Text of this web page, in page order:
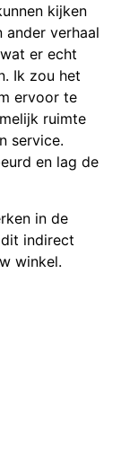
kijken
ander verhaal
er echt
Ik zou het
ervoor te
ruimte
service.
en lag de
in de
indirect
winkel.